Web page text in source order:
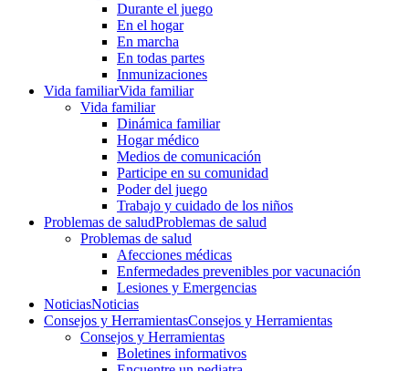
Durante el juego
En el hogar
En marcha
En todas partes
Inmunizaciones
Vida familiarVida familiar
Vida familiar
Dinámica familiar
Hogar médico
Medios de comunicación
Participe en su comunidad
Poder del juego
Trabajo y cuidado de los niños
Problemas de saludProblemas de salud
Problemas de salud
Afecciones médicas
Enfermedades prevenibles por vacunación
Lesiones y Emergencias
NoticiasNoticias
Consejos y HerramientasConsejos y Herramientas
Consejos y Herramientas
Boletines informativos